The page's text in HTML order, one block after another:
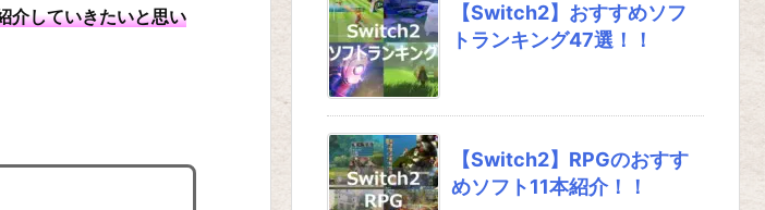
介していきたいと思い
【Switch2】おすすめソフ
トランキング47選！！
【Switch2】RPGのおすす
めソフト11本紹介！！